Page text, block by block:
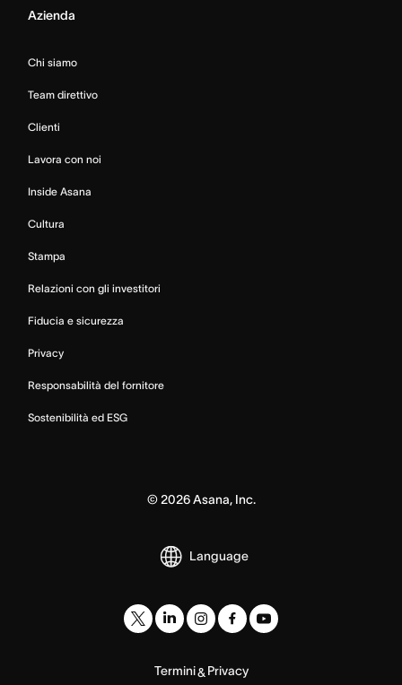
Azienda
Chi siamo
Team direttivo
Clienti
Lavora con noi
Inside Asana
Cultura
Stampa
Relazioni con gli investitori
Fiducia e sicurezza
Privacy
Responsabilità del fornitore
Sostenibilità ed ESG
© 2026Asana, Inc.
Language
Termini& Privacy